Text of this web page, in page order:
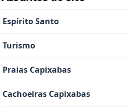
Espírito Santo
Turismo
Praias Capixabas
Cachoeiras Capixabas